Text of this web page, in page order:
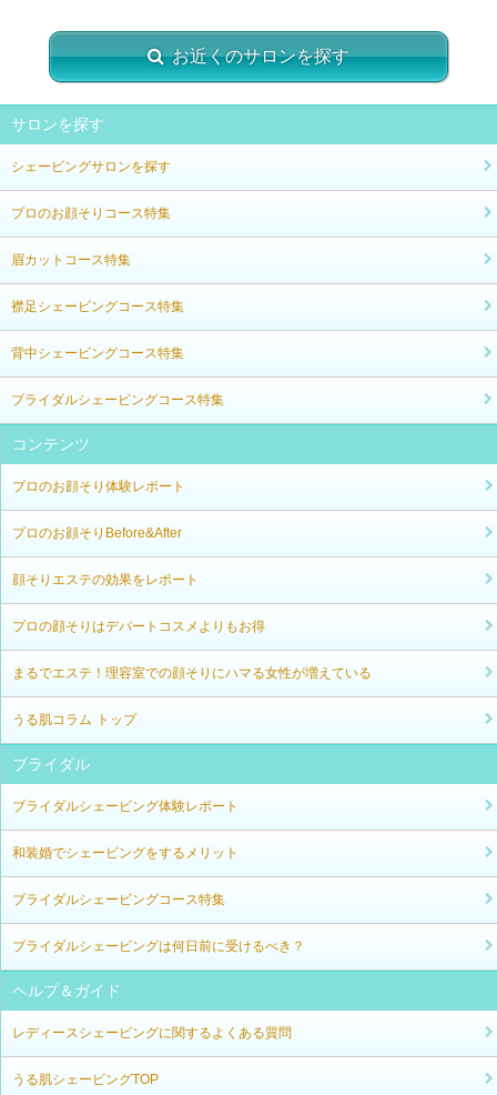
お近くのサロンを探す
サロンを探す
シェービングサロンを探す
プロのお顔そりコース特集
眉カットコース特集
襟足シェービングコース特集
背中シェービングコース特集
ブライダルシェービングコース特集
コンテンツ
プロのお顔そり体験レポート
プロのお顔そりBefore&After
顔そりエステの効果をレポート
プロの顔そりはデパートコスメよりもお得
まるでエステ！理容室での顔そりにハマる女性が増えている
うる肌コラム トップ
ブライダル
ブライダルシェービング体験レポート
和装婚でシェービングをするメリット
ブライダルシェービングコース特集
ブライダルシェービングは何日前に受けるべき？
ヘルプ＆ガイド
レディースシェービングに関するよくある質問
うる肌シェービングTOP